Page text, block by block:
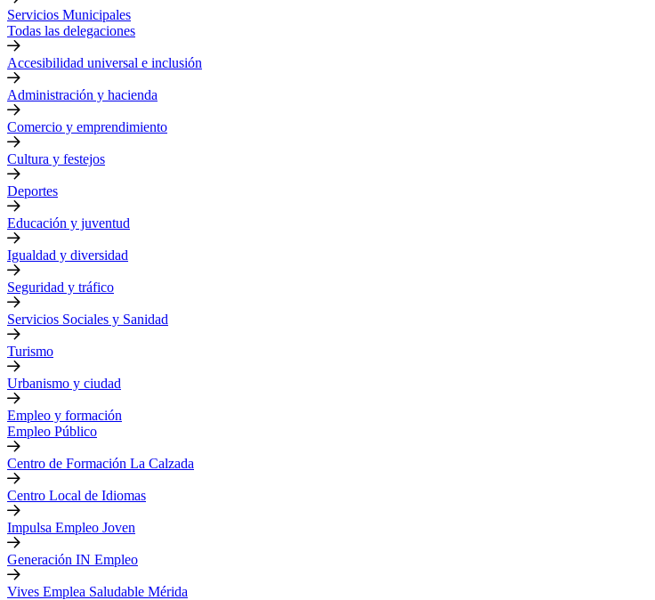
Servicios Municipales
Todas las delegaciones
Accesibilidad universal e inclusión
Administración y hacienda
Comercio y emprendimiento
Cultura y festejos
Deportes
Educación y juventud
Igualdad y diversidad
Seguridad y tráfico
Servicios Sociales y Sanidad
Turismo
Urbanismo y ciudad
Empleo y formación
Empleo Público
Centro de Formación La Calzada
Centro Local de Idiomas
Impulsa Empleo Joven
Generación IN Empleo
Vives Emplea Saludable Mérida